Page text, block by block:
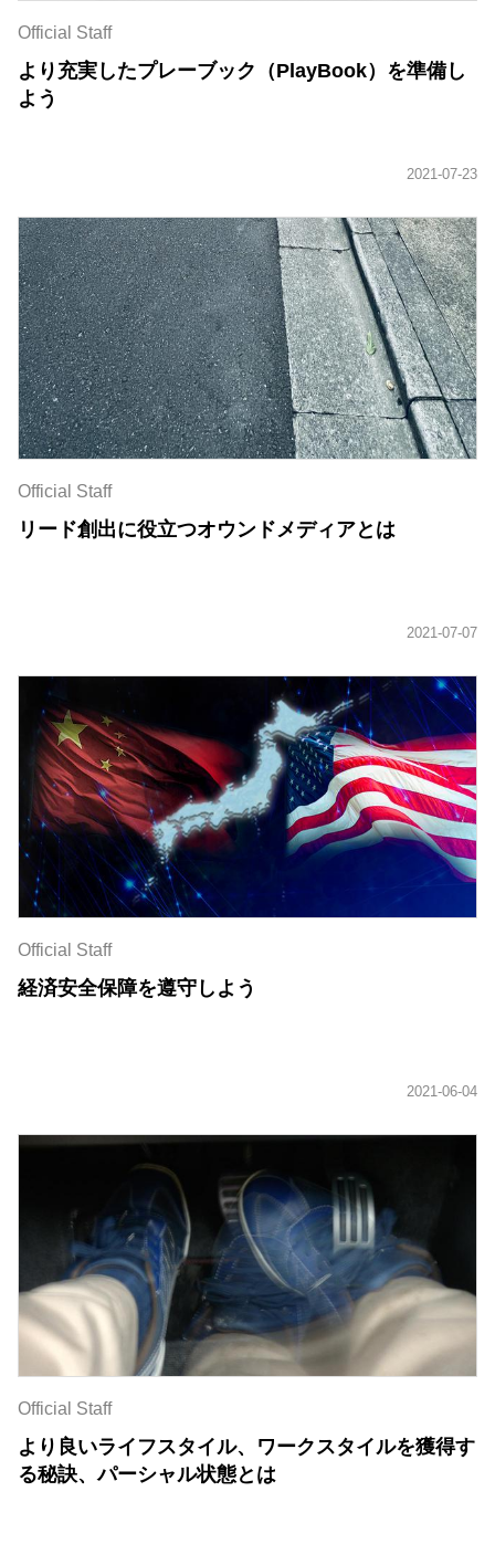
Official Staff
より充実したプレーブック（PlayBook）を準備し
よう
Official Staff
リード創出に役立つオウンドメディアとは
Official Staff
経済安全保障を遵守しよう
Official Staff
より良いライフスタイル、ワークスタイルを獲得す
る秘訣、パーシャル状態とは